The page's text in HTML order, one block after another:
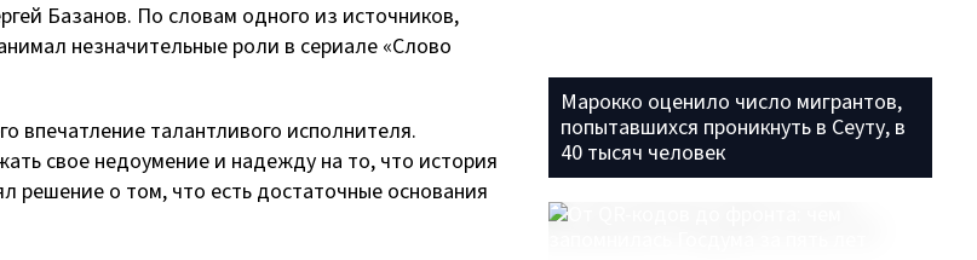
Базанов. По словам одного из источников,
незначительные роли в сериале «Слово
впечатление талантливого исполнителя.
свое недоумение и надежду на то, что история
решение о том, что есть достаточные основания
Марокко оценило число мигрантов,
попытавшихся проникнуть в Сеуту, в
40 тысяч человек